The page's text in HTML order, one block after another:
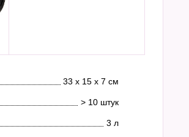
33 х 15 х 7 см
> 10 штук
3 л